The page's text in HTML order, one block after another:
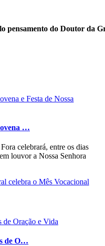
pensamento do Doutor da
…
celebrará, entre os dias
louvor a Nossa Senhora
celebra o Mês Vocacional
de O…